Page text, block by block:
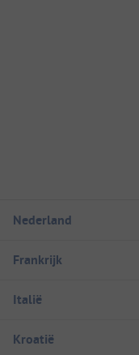
Nederland
Frankrijk
Italië
Kroatië